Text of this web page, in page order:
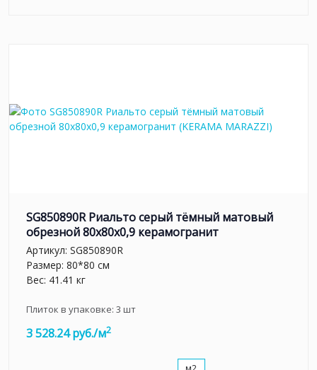
SG850890R Риальто серый тёмный матовый
обрезной 80x80x0,9 керамогранит
Артикул: SG850890R
Размер: 80*80 см
Вес: 41.41 кг
Плиток в упаковке: 3 шт
3 528.24 руб./м2